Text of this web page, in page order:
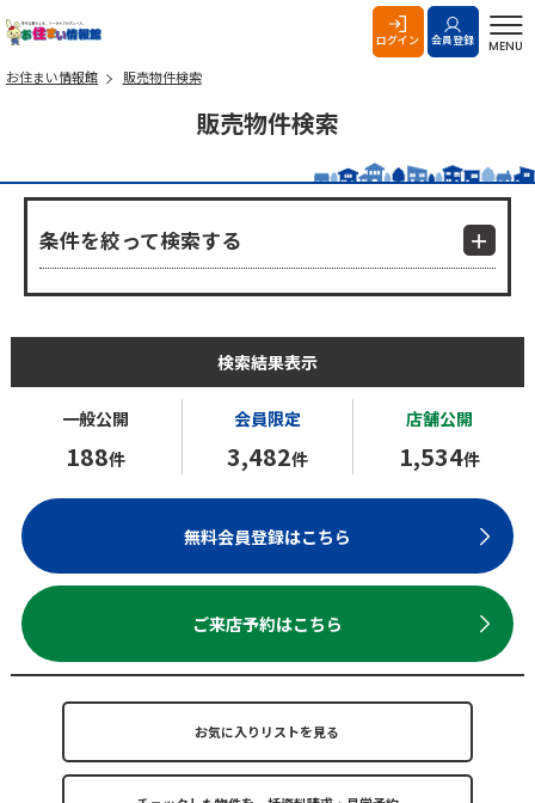
ログイン 会員登録 MENU
お住まい情報館 販売物件検索
販売物件検索
条件を絞って検索する
検索結果表示
一般公開
188件
会員限定
3,482件
店舗公開
1,534件
無料会員登録はこちら
ご来店予約はこちら
お気に入りリストを見る